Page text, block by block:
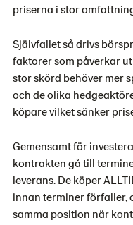
priserna i stor
Självfallet så drivs
faktorer som påverkar
stor skörd behöver mer
och de olika
köpare vilket sänker
Gemensamt för
kontrakten gå till
leverans. De köper
innan terminer förfaller,
samma position när